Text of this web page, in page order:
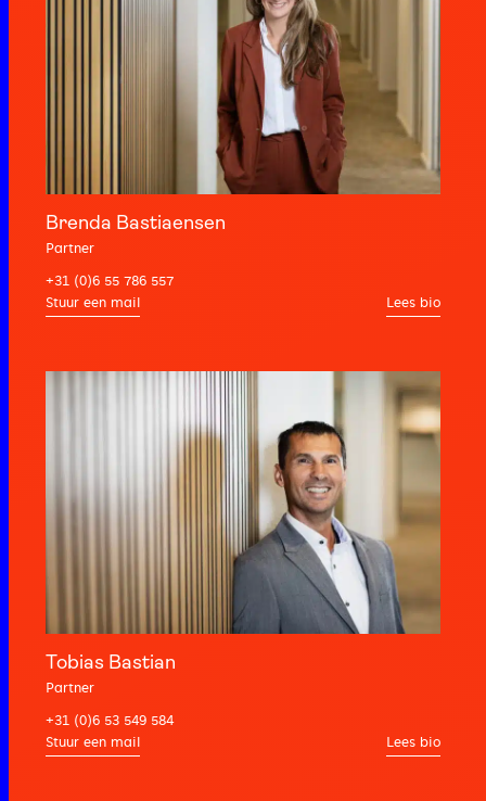
Brenda Bastiaensen
Partner
+31 (0)6 55 786 557
Lees bio
Tobias Bastian
Partner
+31 (0)6 53 549 584
Lees bio